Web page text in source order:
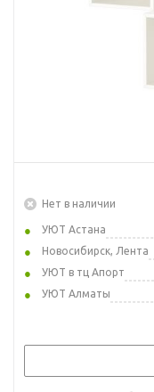
Нет в наличии
УЮТ Астана
Новосибирск, Лента
УЮТ в тц Апорт
УЮТ Алматы